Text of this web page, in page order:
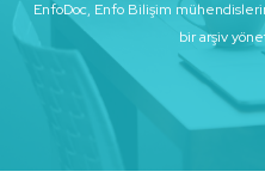
EnfoDoc, Enfo Bilişim
bir arşiv